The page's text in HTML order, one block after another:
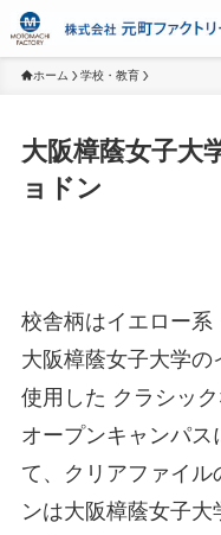
ホーム 学校・教育
大阪樟蔭女子大
ョドン
校舎柄はイエロー系
大阪樟蔭女子大学の
使用した クラシッ
オープンキャンパス
て、クリアファイル
ンは大阪樟蔭女子